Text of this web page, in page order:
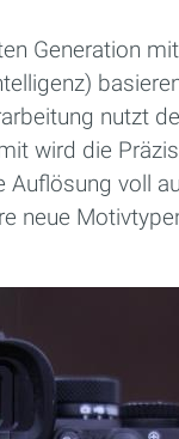
Generation
nutzt
wird die
Auflösung voll
neue